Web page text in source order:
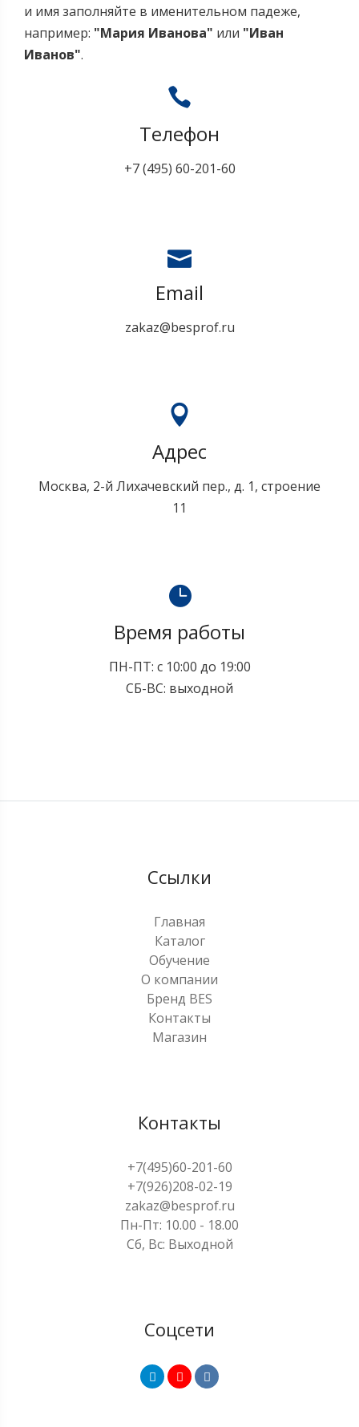
и имя заполняйте в именительном падеже,
например: "Мария Иванова" или "Иван
Иванов".
Телефон
+7 (495) 60-201-60
Email
zakaz@besprof.ru
Адрес
Москва, 2-й Лихачевский пер., д. 1, строение
11
Время работы
ПН-ПТ: с 10:00 до 19:00
СБ-ВС: выходной
Ссылки
Главная
Каталог
Обучение
О компании
Бренд BES
Контакты
Магазин
Контакты
+7(495)60-201-60
+7(926)208-02-19
zakaz@besprof.ru
Пн-Пт: 10.00 - 18.00
Сб, Вс: Выходной
Соцсети